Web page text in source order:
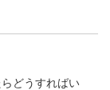
どうすればい